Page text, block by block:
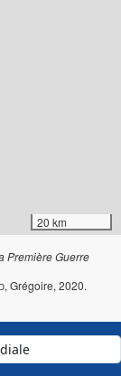
20 km
Première Guerre
, Grégoire, 2020.